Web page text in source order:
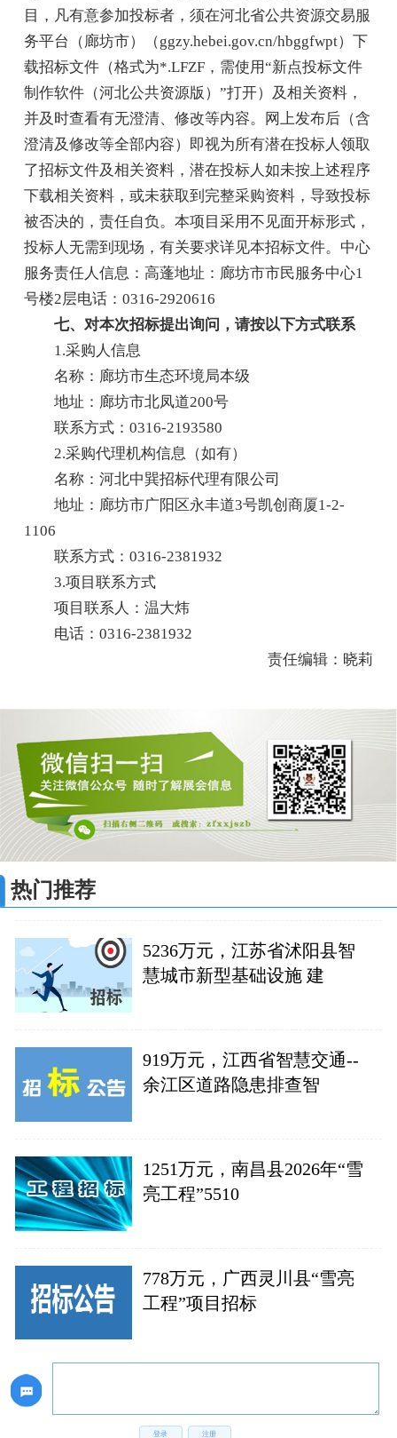
目，凡有意参加投标者，须在河北省公共资源交易服
务平台（廊坊市）（ggzy.hebei.gov.cn/hbggfwpt）下
载招标文件（格式为*.LFZF，需使用“新点投标文件
制作软件（河北公共资源版）”打开）及相关资料，
并及时查看有无澄清、修改等内容。网上发布后（含
澄清及修改等全部内容）即视为所有潜在投标人领取
了招标文件及相关资料，潜在投标人如未按上述程序
下载相关资料，或未获取到完整采购资料，导致投标
被否决的，责任自负。本项目采用不见面开标形式，
投标人无需到现场，有关要求详见本招标文件。中心
服务责任人信息：高蓬地址：廊坊市市民服务中心1
号楼2层电话：0316-2920616
七、对本次招标提出询问，请按以下方式联系
1.采购人信息
名称：廊坊市生态环境局本级
地址：廊坊市北凤道200号
联系方式：0316-2193580
2.采购代理机构信息（如有）
名称：河北中巽招标代理有限公司
地址：廊坊市广阳区永丰道3号凯创商厦1-2-
1106
联系方式：0316-2381932
3.项目联系方式
项目联系人：温大炜
电话：0316-2381932
责任编辑：晓莉
热门推荐
5236万元，江苏省沭阳县智
慧城市新型基础设施 建
919万元，江西省智慧交通--
余江区道路隐患排查智
1251万元，南昌县2026年“雪
亮工程”5510
778万元，广西灵川县“雪亮
工程”项目招标
登录 注册